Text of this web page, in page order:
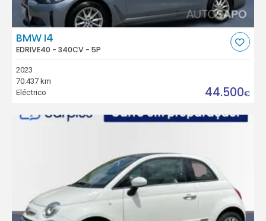
BMW I4
EDRIVE40 - 340CV - 5P
2023
70.437 km
Eléctrico
44.500€